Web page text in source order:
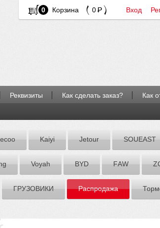
0 Корзина 0 Вход
Реквизиты Как сделать заказ?
Как
Kaiyi Jetour SOUEAST
Voyah BYD FАW
ГРУЗОВИКИ Распродажа